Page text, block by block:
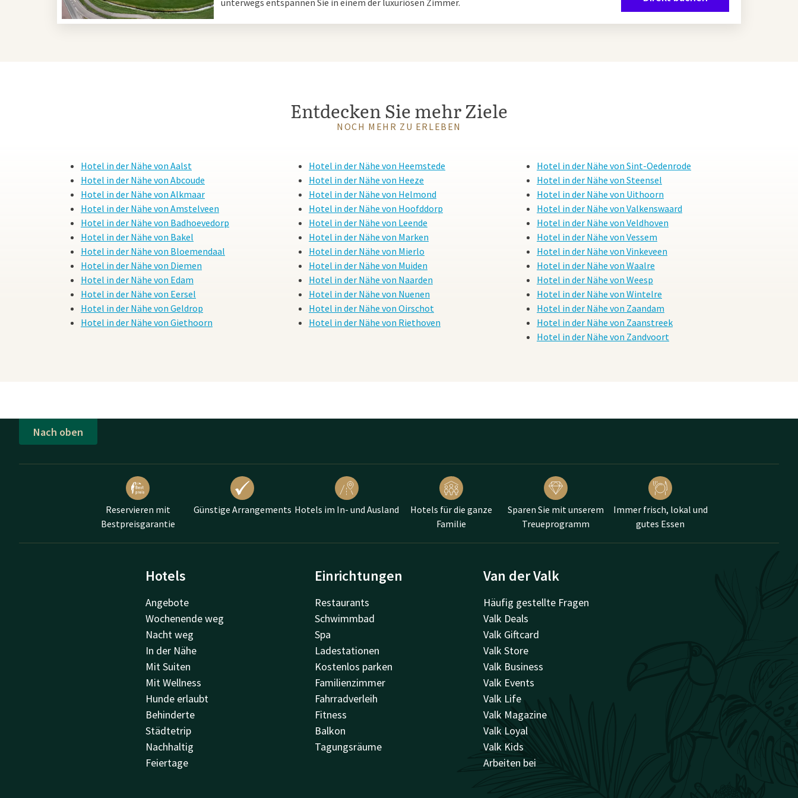
Entdecken Sie mehr Ziele
NOCH MEHR ZU ERLEBEN
Hotel in der Nähe von Aalst
Hotel in der Nähe von Abcoude
Hotel in der Nähe von Alkmaar
Hotel in der Nähe von Amstelveen
Hotel in der Nähe von Badhoevedorp
Hotel in der Nähe von Bakel
Hotel in der Nähe von Bloemendaal
Hotel in der Nähe von Diemen
Hotel in der Nähe von Edam
Hotel in der Nähe von Eersel
Hotel in der Nähe von Geldrop
Hotel in der Nähe von Giethoorn
Hotel in der Nähe von Heemstede
Hotel in der Nähe von Heeze
Hotel in der Nähe von Helmond
Hotel in der Nähe von Hoofddorp
Hotel in der Nähe von Leende
Hotel in der Nähe von Marken
Hotel in der Nähe von Mierlo
Hotel in der Nähe von Muiden
Hotel in der Nähe von Naarden
Hotel in der Nähe von Nuenen
Hotel in der Nähe von Oirschot
Hotel in der Nähe von Riethoven
Hotel in der Nähe von Sint-Oedenrode
Hotel in der Nähe von Steensel
Hotel in der Nähe von Uithoorn
Hotel in der Nähe von Valkenswaard
Hotel in der Nähe von Veldhoven
Hotel in der Nähe von Vessem
Hotel in der Nähe von Vinkeveen
Hotel in der Nähe von Waalre
Hotel in der Nähe von Weesp
Hotel in der Nähe von Wintelre
Hotel in der Nähe von Zaandam
Hotel in der Nähe von Zaanstreek
Hotel in der Nähe von Zandvoort
Nach oben
Reservieren mit
Bestpreisgarantie
Günstige Arrangements Hotels im In- und Ausland
Hotels für die ganze
Familie
Sparen Sie mit unserem
Treueprogramm
Immer frisch, lokal und
gutes Essen
Hotels
Angebote
Wochenende weg
Nacht weg
In der Nähe
Mit Suiten
Mit Wellness
Hunde erlaubt
Behinderte
Städtetrip
Nachhaltig
Feiertage
Einrichtungen
Restaurants
Schwimmbad
Spa
Ladestationen
Kostenlos parken
Familienzimmer
Fahrradverleih
Fitness
Balkon
Tagungsräume
Van der Valk
Häufig gestellte Fragen
Valk Deals
Valk Giftcard
Valk Store
Valk Business
Valk Events
Valk Life
Valk Magazine
Valk Loyal
Valk Kids
Arbeiten bei